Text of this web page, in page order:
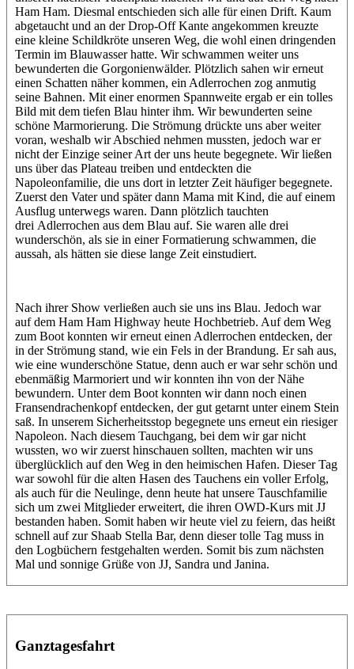
Ham Ham. Diesmal entschieden sich alle für einen Drift. Kaum
abgetaucht und an der Drop-Off Kante angekommen kreuzte
eine kleine Schildkröte unseren Weg, die wohl einen dringenden
Termin im Blauwasser hatte. Wir schwammen weiter uns
bewunderten die Gorgonienwälder. Plötzlich sahen wir erneut
einen Schatten näher kommen, ein Adlerrochen zog anmutig
seine Bahnen. Mit einer enormen Spannweite ergab er ein tolles
Bild mit dem tiefen Blau hinter ihm. Wir bewunderten seine
schöne Marmorierung. Die Strömung drückte uns aber weiter
voran, weshalb wir Abschied nehmen mussten, jedoch war er
nicht der Einzige seiner Art der uns heute begegnete. Wir ließen
uns über das Plateau treiben und entdeckten die
Napoleonfamilie, die uns dort in letzter Zeit häufiger begegnete.
Zuerst den Vater und später dann Mama mit Kind, die auf einem
Ausflug unterwegs waren. Dann plötzlich tauchten
drei Adlerrochen aus dem Blau auf. Sie waren alle drei
wunderschön, als sie in einer Formatierung schwammen, die
aussah, als hätten sie diese lange Zeit einstudiert.
Nach ihrer Show verließen auch sie uns ins Blau. Jedoch war
auf dem Ham Ham Highway heute Hochbetrieb. Auf dem Weg
zum Boot konnten wir erneut einen Adlerrochen entdecken, der
in der Strömung stand, wie ein Fels in der Brandung. Er sah aus,
wie eine wunderschöne Statue, denn auch er war sehr schön und
ebenmäßig Marmoriert und wir konnten ihn von der Nähe
bewundern. Unter dem Boot konnten wir dann noch einen
Fransendrachenkopf entdecken, der gut getarnt unter einem Stein
saß. In unserem Sicherheitsstop begegnete uns erneut ein riesiger
Napoleon. Nach diesem Tauchgang, bei dem wir gar nicht
wussten, wo wir zuerst hinschauen sollten, machten wir uns
überglücklich auf den Weg in den heimischen Hafen. Dieser Tag
war sowohl für die alten Hasen des Tauchens ein voller Erfolg,
als auch für die Neulinge, denn heute hat unsere Tauschfamilie
sich um zwei Mitglieder erweitert, die ihren OWD-Kurs mit JJ
bestanden haben. Somit haben wir heute viel zu feiern, das heißt
schnell auf zur Shaab Stella Bar, denn dieser tolle Tag muss in
den Logbüchern festgehalten werden. Somit bis zum nächsten
Mal und sonnige Grüße von JJ, Sandra und Janina.
Ganztagesfahrt